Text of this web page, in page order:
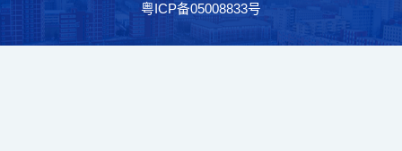
粤ICP备05008833号